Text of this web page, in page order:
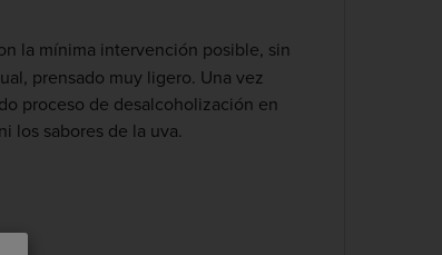
la mínima intervención posible, sin
prensado muy ligero. Una vez
proceso de desalcoholización en
los sabores de la uva.